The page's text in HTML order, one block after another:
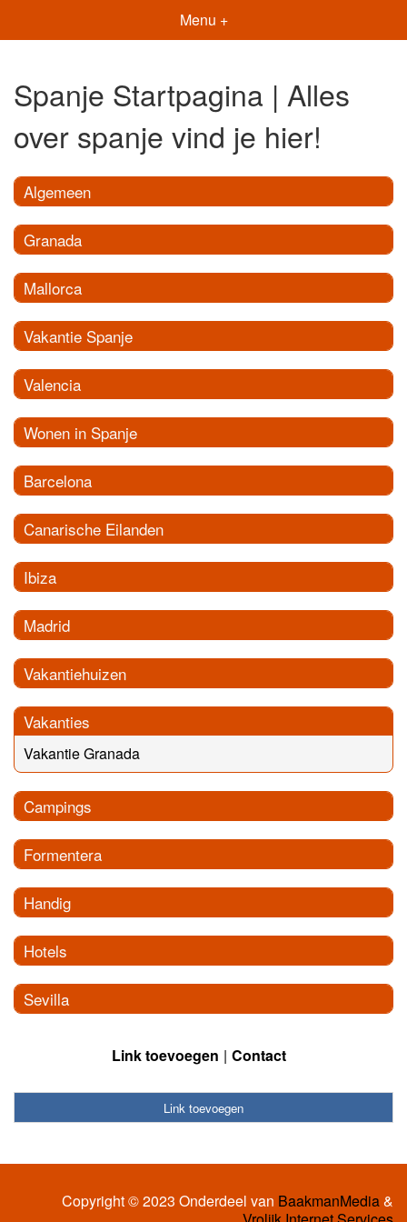
Menu +
Spanje Startpagina | Alles
over spanje vind je hier!
Algemeen
Granada
Mallorca
Vakantie Spanje
Valencia
Wonen in Spanje
Barcelona
Canarische Eilanden
Ibiza
Madrid
Vakantiehuizen
Vakanties
Vakantie Granada
Campings
Formentera
Handig
Hotels
Sevilla
Link toevoegen Contact
Link toevoegen
Copyright © 2023 Onderdeel van BaakmanMedia&